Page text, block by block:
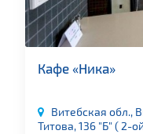
Кафе «Ника»
Витебская обл.,
Титова, 136 "Б" ( 2-